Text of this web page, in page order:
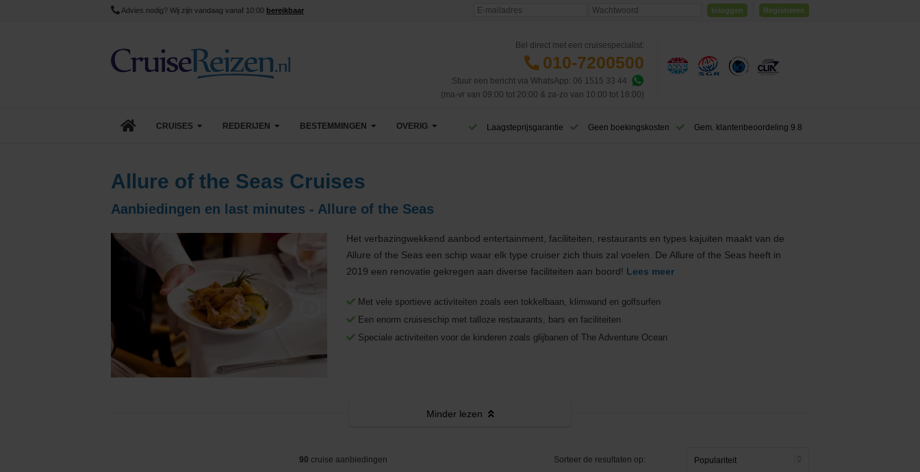
Advies nodig? Wij zijn vandaag vanaf 10:00 bereikbaar Inloggen Registreren
Bel direct met een cruisespecialist:
010-7200500
Stuur een bericht via WhatsApp: 06 1515 33 44
(ma-vr van 09:00 tot 20:00 & za-zo van 10:00 tot 18:00)
CRUISES
Aanbiedingen
Goedkope Cruises
Minicruises
Grand Voyages & Wereldcruises
Cruises vanuit Nederland
Familiecruises
REDERIJEN
Azamara
Celebrity Cruises
Costa Cruises
Cunard Line
BESTEMMINGEN
Azië
Caribbean & Midden-Amerika West-Caribbean
Middellandse Zee West-Middellandse Zee
Hawaii
Noordkaap
Australië & Nieuw Zeeland
OVERIG
Eerste cruise
Fooien
Reisinformatie
Laagsteprijsgarantie Geen boekingskosten Gem. klantenbeoordeling 9.8
Allure of the Seas Cruises
Aanbiedingen en last minutes - Allure of the Seas
Het verbazingwekkend aanbod entertainment, faciliteiten, restaurants en types kajuiten maakt van de
Allure of the Seas een schip waar elk type cruiser zich thuis zal voelen. De Allure of the Seas heeft in
2019 een renovatie gekregen aan diverse faciliteiten aan boord! Lees meer
Met vele sportieve activiteiten zoals een tokkelbaan, klimwand en golfsurfen
Een enorm cruiseschip met talloze restaurants, bars en faciliteiten
Speciale activiteiten voor de kinderen zoals glijbanen of The Adventure Ocean
Minderlezen
90 cruise aanbiedingen Sorteer de resultaten op: